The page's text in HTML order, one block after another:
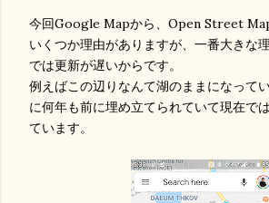
今回Google Mapから、Open Street Map
いくつか理由がありますが、一番大きな
では更新が遅いからです。
例えばこの辺りなんて湖のままになって
に何年も前に埋め立てられていて現在で
ています。